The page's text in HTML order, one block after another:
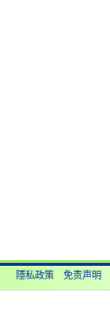
隱私政策 免责声明